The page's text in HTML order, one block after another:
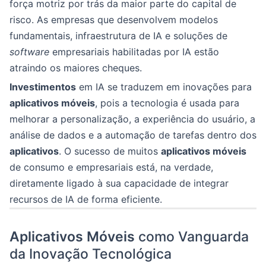
força motriz por trás da maior parte do capital de
risco. As empresas que desenvolvem modelos
fundamentais, infraestrutura de IA e soluções de
software empresariais habilitadas por IA estão
atraindo os maiores cheques.
Investimentos em IA se traduzem em inovações para
aplicativos móveis, pois a tecnologia é usada para
melhorar a personalização, a experiência do usuário, a
análise de dados e a automação de tarefas dentro dos
aplicativos. O sucesso de muitos aplicativos móveis
de consumo e empresariais está, na verdade,
diretamente ligado à sua capacidade de integrar
recursos de IA de forma eficiente.
Aplicativos Móveis como Vanguarda
da Inovação Tecnológica